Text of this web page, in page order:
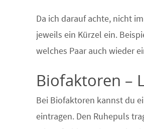
Da ich darauf achte, nicht
jeweils ein Kürzel ein.
welches Paar auch wieder
Biofaktoren –
Bei Biofaktoren kannst du
eintragen. Den Ruhepuls